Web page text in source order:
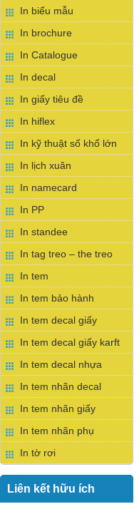
In biểu mẫu
In brochure
In Catalogue
In decal
In giấy tiêu đề
In hiflex
In kỹ thuật số khổ lớn
In lịch xuân
In namecard
In PP
In standee
In tag treo – the treo
In tem
In tem bảo hành
In tem decal giấy
In tem decal giấy karft
In tem decal nhựa
In tem nhãn decal
In tem nhãn giấy
In tem nhãn phụ
In tờ rơi
Liên kết hữu ích